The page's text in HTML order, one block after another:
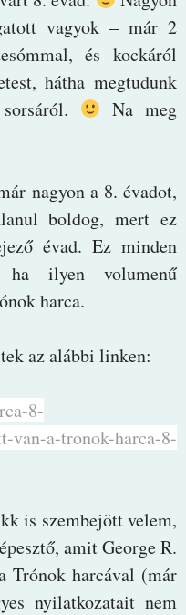
vagyok – már 2
és kockáról
hátha megtudunk
Na meg
nagyon a 8. évadot,
boldog, mert ez
évad. Ez minden
ha ilyen volumenű
harca.
az alábbi linken:
8-
van-a-tronok-harca-8-
is szembejött velem,
amit George R.
Trónok harcával (már
nyilatkozatait nem